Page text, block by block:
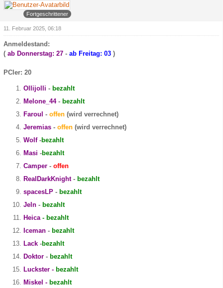
Arowa
Fortgeschrittener
11. Februar 2025, 06:18
Anmeldestand:
( ab Donnerstag: 27 - ab Freitag: 03 )
PCler: 20
Ollijolli - bezahlt
Melone_44- bezahlt
Faroul - offen (wird verrechnet)
Jeremias - offen (wird verrechnet)
Wolf -bezahlt
Masi -bezahlt
Camper - offen
RealDarkKnight- bezahlt
spacesLP - bezahlt
Jeln - bezahlt
Heica- bezahlt
Iceman - bezahlt
Lack -bezahlt
Doktor - bezahlt
Luckster - bezahlt
Miskel - bezahlt